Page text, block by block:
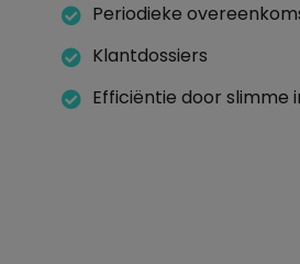
Periodieke
Klantdossiers
Efficiëntie door slimme